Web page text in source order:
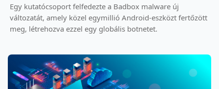
Egy kutatócsoport felfedezte a Badbox malware új
változatát, amely közel egymillió Android-eszközt fertőzött
meg, létrehozva ezzel egy globális botnetet.